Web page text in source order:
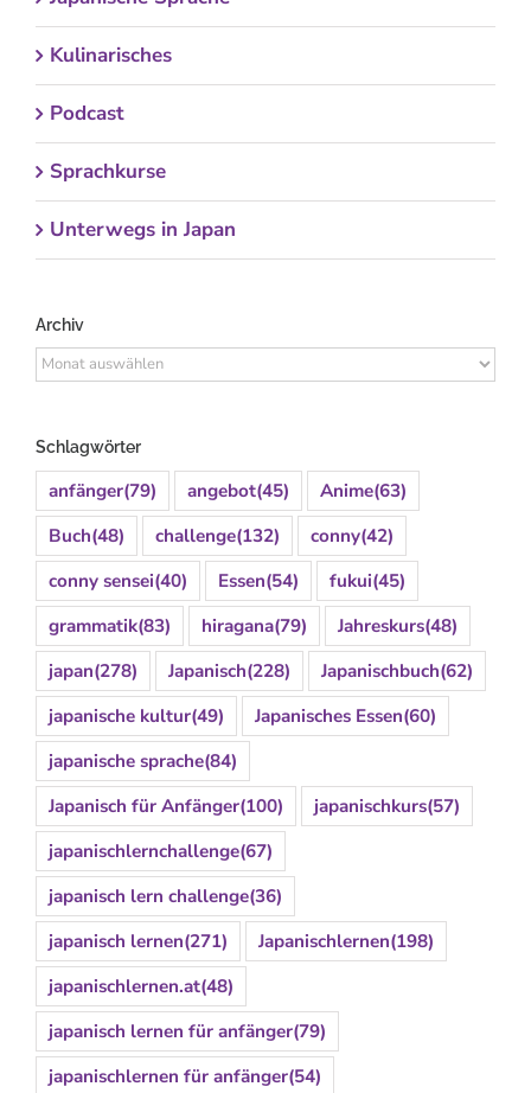
Kulinarisches
Podcast
Sprachkurse
Unterwegs in Japan
Archiv
Archiv
Schlagwörter
anfänger(79) angebot(45) Anime(63)
Buch(48) challenge(132) conny(42)
conny sensei(40) Essen(54) fukui(45)
grammatik(83) hiragana(79) Jahreskurs(48)
japan(278) Japanisch(228) Japanischbuch(62)
japanische kultur(49) Japanisches Essen(60)
japanische sprache(84)
Japanisch für Anfänger(100) japanischkurs(57)
japanischlernchallenge(67)
japanisch lern challenge(36)
japanisch lernen(271) Japanischlernen(198)
japanischlernen.at(48)
japanisch lernen für anfänger(79)
japanischlernen für anfänger(54)